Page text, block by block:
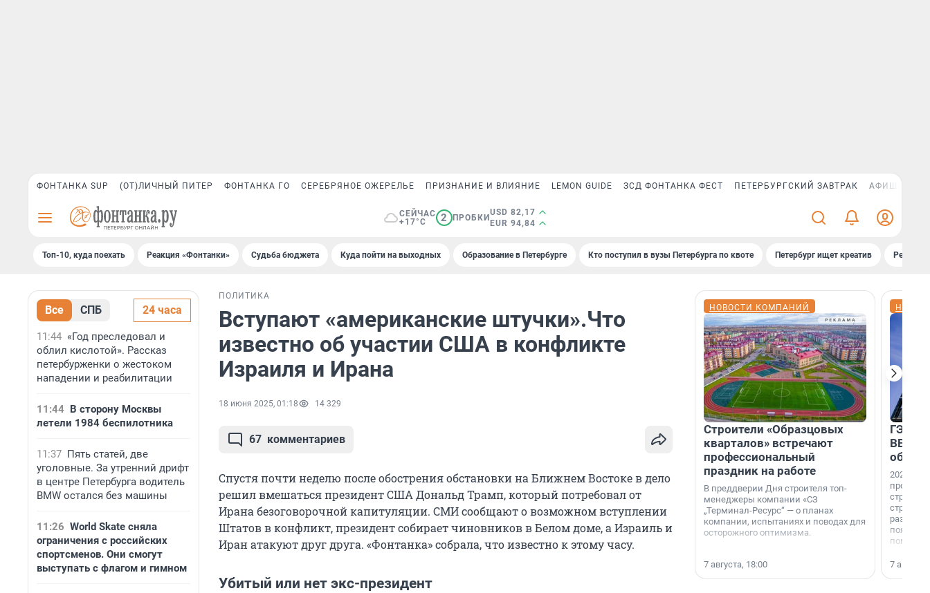
ФОНТАНКА SUP (ОТ)ЛИЧНЫЙ ПИТЕР ФОНТАНКА ГО СЕРЕБРЯНОЕ ОЖЕРЕЛЬЕ ПРИЗНАНИЕ И ВЛИЯНИЕ LEMON GUIDE ЗСД ФОНТАНКА ФЕСТ ПЕТЕРБУРГСКИЙ ЗАВТРАК АФИША PLUS
СЕЙЧАС
+17°C
2 ПРОБКИ
USD 82,17
EUR 94,84
Топ-10, куда поехать Реакция «Фонтанки» Судьба бюджета Куда пойти на выходных Образование в Петербурге Кто поступил в вузы Петербурга по квоте Петербург ищет креатив
Все СПБ 24 часа
11:44 «Год преследовал и
облил кислотой». Рассказ
петербурженки о жестоком
нападении и реабилитации
11:44 В сторону Москвы
летели 1984 беспилотника
11:37 Пять статей, две
уголовные. За утренний дрифт
в центре Петербурга водитель
BMW остался без машины
11:26 World Skate сняла
ограничения с российских
спортсменов. Они смогут
выступать с флагом и гимном
ПОЛИТИКА
Вступают «американские штучки».Что
известно об участии США в конфликте
Израиля и Ирана
18 июня 2025, 01:18 14 329
67 комментариев
Спустя почти неделю после обострения обстановки на Ближнем Востоке в дело
решил вмешаться президент США Дональд Трамп, который потребовал от
Ирана безоговорочной капитуляции. СМИ сообщают о возможном вступлении
Штатов в конфликт, президент собирает чиновников в Белом доме, а Израиль и
Иран атакуют друг друга. «Фонтанка» собрала, что известно к этому часу.
Убитый или нет экс-президент
НОВОСТИ КОМПАНИЙ
Строители «Образцовых
кварталов» встречают
профессиональный
праздник на работе
В преддверии Дня строителя топ-
менеджеры компании «СЗ
„Терминал-Ресурс“ — о планах
компании, испытаниях и поводах для
осторожного оптимизма.
7 августа, 18:00
ГЭС,
ВВП: в
об
2026-й —
раз. В
7